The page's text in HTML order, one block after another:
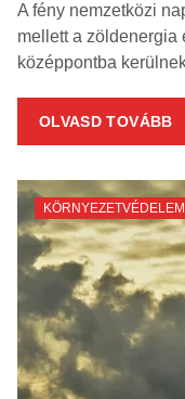
A fény nemzetközi
mellett a zöldenergia
középpontba
OLVASD TOVÁBB
KÖRNYEZETVÉDELEM